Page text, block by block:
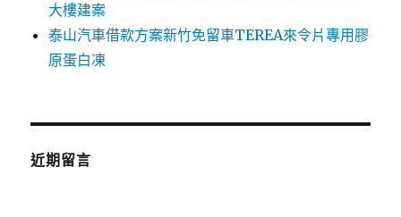
大樓建案
泰山汽車借款方案新竹免留車TEREA來令片專用膠
原蛋白凍
近期留言